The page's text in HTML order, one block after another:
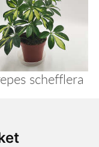
schefflera